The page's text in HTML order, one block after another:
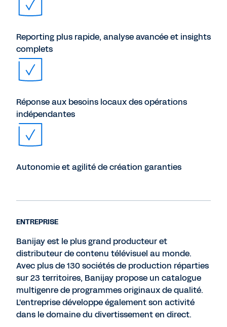
Reporting plus rapide, analyse avancée et insights
complets
Réponse aux besoins locaux des opérations
indépendantes
Autonomie et agilité de création garanties
ENTREPRISE
Banijay est le plus grand producteur et
distributeur de contenu télévisuel au monde.
Avec plus de 130 sociétés de production réparties
sur 23 territoires, Banijay propose un catalogue
multigenre de programmes originaux de qualité.
L'entreprise développe également son activité
dans le domaine du divertissement en direct.